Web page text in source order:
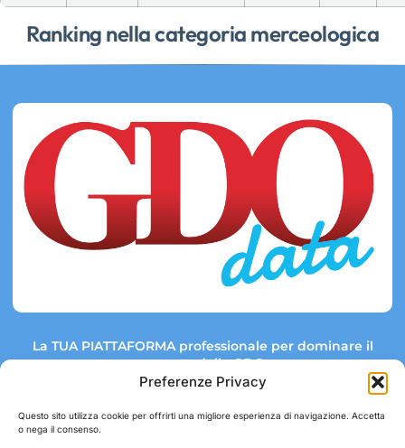
Preferenze Privacy
Questo sito utilizza cookie per offrirti una migliore esperienza di navigazione. Accetta
o nega il consenso.
Ranking nella categoria merceologica
La TUA PIATTAFORMA professionale per dominare il
mercato della GDO.
Link rapidi: